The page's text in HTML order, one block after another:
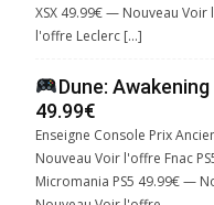
XSX 49.99€ — Nouveau
l'offre Leclerc […]
Dune:
49.99€
Enseigne Console Prix
Nouveau Voir l'offre Fnac
Micromania PS5 49.99€ —